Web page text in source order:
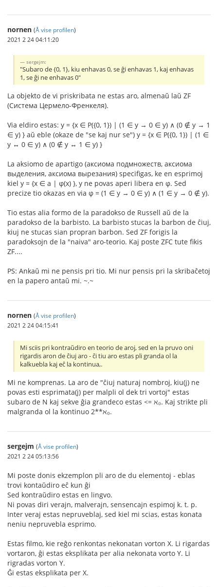
nornen (Å vise profilen)
2021 2 24 04:11:20
sergejm:
"Subaro de {0, 1}, kiu enhavas 0, se ĝi enhavas 1, kaj enhavas
1, se ĝi ne enhavas 0"
La objekto de vi priskribata ne estas aro, almenaŭ laŭ ZF
(Система Цермело-Френкеля).
Via eldiro estas: y = {x ∈ P({0, 1}) | (1 ∈ y → 0 ∈ y) ∧ (0 ∉ y → 1
∈ y) } aŭ eble (okaze de "se kaj nur se") y = {x ∈ P({0, 1}) | (1 ∈
y ↔ 0 ∈ y) ∧ (0 ∉ y ↔ 1 ∈ y) }
La aksiomo de apartigo (аксиома подмножеств, аксиома
выделения, аксиома вырезания) specifigas, ke en esprimoj
kiel y = {x ∈ a | φ(x) }, y ne povas aperi libera en φ. Sed
precize tio okazas en via φ = (1 ∈ y → 0 ∈ y) ∧ (1 ∈ y → 0 ∉ y).
Tio estas alia formo de la paradokso de Russell aŭ de la
paradokso de la barbisto. La barbisto stucas la barbon de ĉiuj,
kiuj ne stucas sian propran barbon. Sed ZF forigis la
paradoksojn de la "naiva" aro-teorio. Kaj poste ZFC tute fikis
ZF....
PS: Ankaŭ mi ne pensis pri tio. Mi nur pensis pri la skribaĉetoj
en la papero antaŭ mi. ~.~
nornen (Å vise profilen)
2021 2 24 04:15:41
Mi sciis pri kontraŭdiro en teorio de aroj, sed en la pruvo oni
rigardis aron de ĉiuj aro - ĉi tiu aro estas pli granda ol la
kalkuebla kaj eĉ la kontinua,.
Mi ne komprenas. La aro de "ĉiuj naturaj nombroj, kiu(j) ne
povas esti esprimata(j) per malpli ol dek tri vortoj" estas
subaro de N kaj sekve ĝia grandeco estas <= ℵ₀. Kaj strikte pli
malgranda ol la kontinuo 2**ℵ₀.
sergejm (Å vise profilen)
2021 2 24 05:13:56
Mi poste donis ekzemplon pli aro de du elementoj - eblas
trovi kontaŭdiro eĉ kun ĝi
Sed kontraŭdiro estas en lingvo.
Ni povas diri verajn, malverajn, sensencajn espimoj k. t. p.
Inter veraj estas nepruveblaj, sed kiel mi scias, estas konata
neniu nepruvebla esprimo.
Estas filmo, kie reĝo renkontas nekonatan vorton X. Li rigardas
vortaron, ĝi estas eksplikata per alia nekonata vorto Y. Li
rigradas vorton Y.
Ĝi estas eksplikata per X.